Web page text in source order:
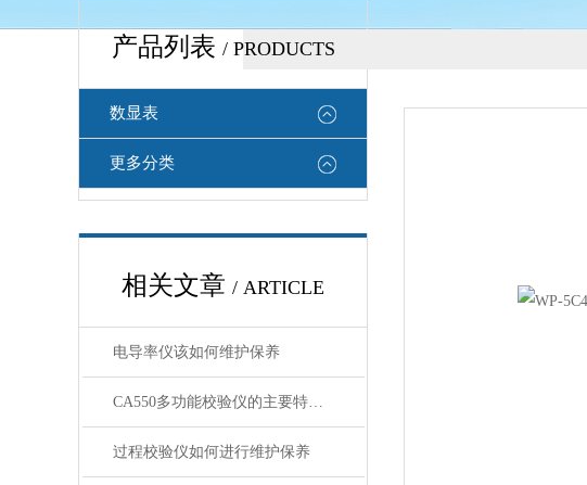
产品列表 / PRODUCTS
数显表
更多分类
相关文章 / ARTICLE
电导率仪该如何维护保养
CA550多功能校验仪的主要特点和主要功能介绍
过程校验仪如何进行维护保养